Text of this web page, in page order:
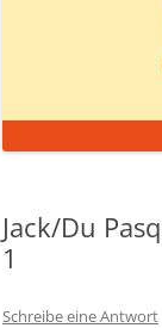
Jack/Du
1
Schreibe eine Antwort